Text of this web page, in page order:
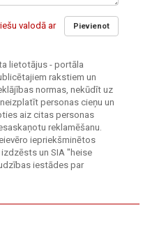
Pievienot
valodā ar
lietotājus - portāla
rakstiem un
normas, nekūdīt uz
personas cieņu un
aiz citas personas
reklamēšanu.
iepriekšminētos
un SIA "heise
iestādes par